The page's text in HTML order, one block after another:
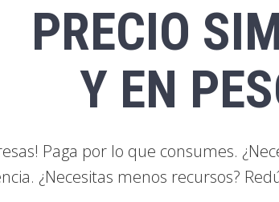
PRECIO
Y EN
Paga por lo que consumes.
¿Necesitas menos recursos?